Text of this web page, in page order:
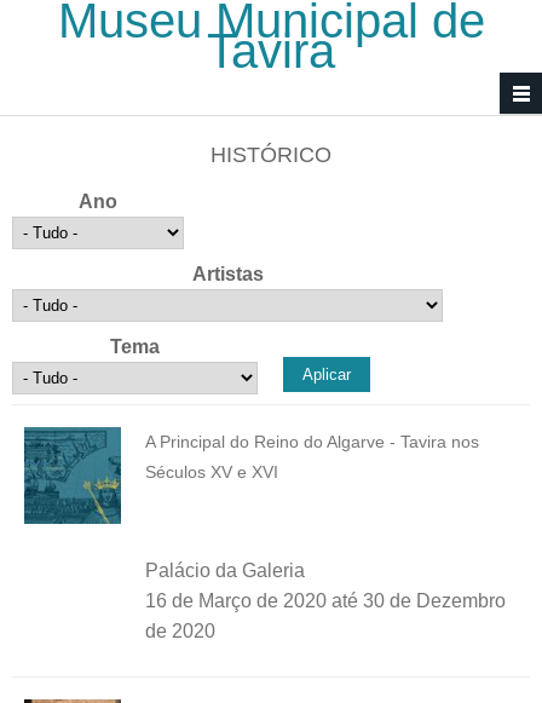
Passar para o conteúdo principal
Museu Municipal de
Tavira
HISTÓRICO
Ano
Artistas
Tema
A Principal do Reino do Algarve - Tavira nos
Séculos XV e XVI
Palácio da Galeria
16 de Março de 2020 até 30 de Dezembro
de 2020